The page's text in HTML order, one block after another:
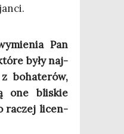
Pan
były naj­
boha­te­rów,
one bli­skie
raczej licen­